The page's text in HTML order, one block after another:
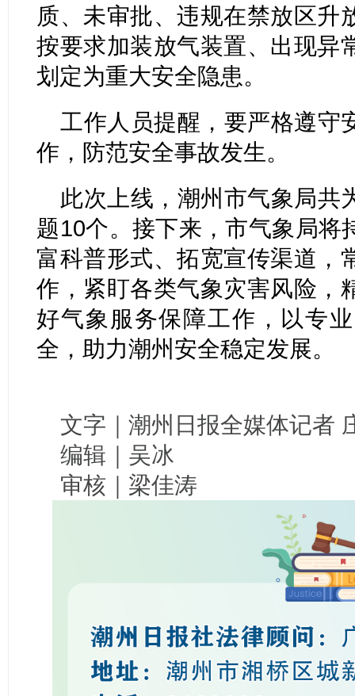
质、未审批、违规在禁放区升
按要求加装放气装置、出现异
划定为重大安全隐患。
工作人员提醒，要严格遵守
作，防范安全事故发生。
此次上线，潮州市气象局共
题10个。接下来，市气象局将
富科普形式、拓宽宣传渠道，
作，紧盯各类气象灾害风险，
好气象服务保障工作，以专
全，助力潮州安全稳定发展。
文字｜潮州日报全媒体记者
编辑｜吴冰
审核｜梁佳涛